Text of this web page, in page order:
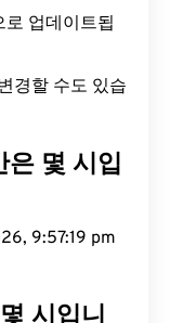
로 업데이트됩
경할 수도 있습
은 몇 시입
9:57:20 pm